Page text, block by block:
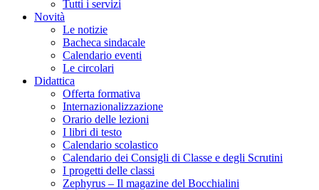
Tutti i servizi
Novità
Le notizie
Bacheca sindacale
Calendario eventi
Le circolari
Didattica
Offerta formativa
Internazionalizzazione
Orario delle lezioni
I libri di testo
Calendario scolastico
Calendario dei Consigli di Classe e degli Scrutini
I progetti delle classi
Zephyrus – Il magazine del Bocchialini